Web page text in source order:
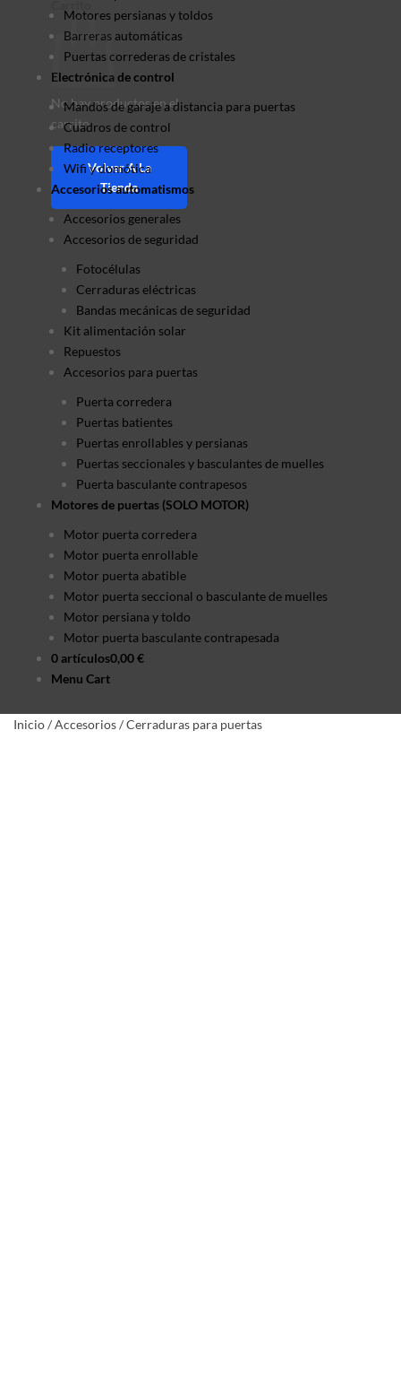
No hay productos en el
carrito.
Volver A La
Tienda
Motores persianas y toldos
Barreras automáticas
Puertas correderas de cristales
Electrónica de control
Mandos de garaje a distancia para puertas
Cuadros de control
Radio receptores
Wifi y domótica
Accesorios automatismos
Accesorios generales
Accesorios de seguridad
Fotocélulas
Cerraduras eléctricas
Bandas mecánicas de seguridad
Kit alimentación solar
Repuestos
Accesorios para puertas
Puerta corredera
Puertas batientes
Puertas enrollables y persianas
Puertas seccionales y basculantes de muelles
Puerta basculante contrapesos
Motores de puertas (SOLO MOTOR)
Motor puerta corredera
Motor puerta enrollable
Motor puerta abatible
Motor puerta seccional o basculante de muelles
Motor persiana y toldo
Motor puerta basculante contrapesada
0 artículos0,00 €
Menu Cart
Inicio/Accesorios/Cerraduras para puertas